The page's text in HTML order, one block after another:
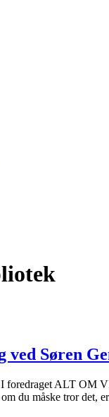
Søren
foredraget ALT OM
du måske tror det,